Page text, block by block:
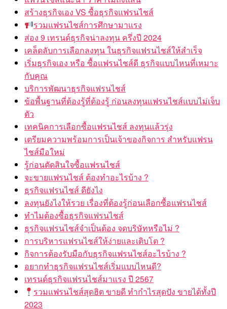
สร้างธุรกิจเอง VS ซื้อธุรกิจแฟรนไชส์
รวมแฟรนไชส์การศึกษามาแรง
ส่อง 9 เทรนด์ธุรกิจน่าลงทุน ครึ่งปี 2024
เคล็ดลับการเลือกลงทุน ในธุรกิจแฟรนไชส์ให้สำเร็จ
เริ่มธุรกิจเอง หรือ ซื้อแฟรนไชส์ดี ธุรกิจแบบไหนที่เหมาะ
กับคุณ
บริการพัฒนาธุรกิจแฟรนไชส์
ข้อพื้นฐานที่ต้องรู้ที่ต้องรู้ ก่อนลงทุนแฟรนไชส์แบบไม่เจ็บ
ตัว
เทคนิคการเลือกซื้อแฟรนไชส์ ลงทุนแล้วรุ่ง
เตรียมความพร้อมการเป็นเจ้าของกิจการ สำหรับแฟรน
ไชส์มือใหม่
รู้ก่อนตัดสินใจซื้อแฟรนไชส์
จะขายแฟรนไชส์ ต้องทำอะไรบ้าง ?
ธุรกิจแฟรนไชส์ ดียังไง
ลงทุนยังไงให้รวย เรื่องที่ต้องรู้ก่อนเลือกซื้อแฟรนไชส์
ทำไมต้องซื้อธุรกิจแฟรนไชส์
ธุรกิจแฟรนไชส์จำเป็นต้อง จดบริษัทหรือไม่ ?
การบริหารแฟรนไชส์ให้ง่ายและเติบโต ?
กิจการต้องรับมือกับธุรกิจแฟรนไชส์อะไรบ้าง ?
อยากทำธุรกิจแฟรนไชส์เริ่มแบบไหนดี?
เทรนด์ธุรกิจแฟรนไชส์มาแรง ปี 2567
รวมแฟรนไชส์สุดฮิต ขายดี ทำกำไรสุดปัง ขายได้ทั้งปี
2023